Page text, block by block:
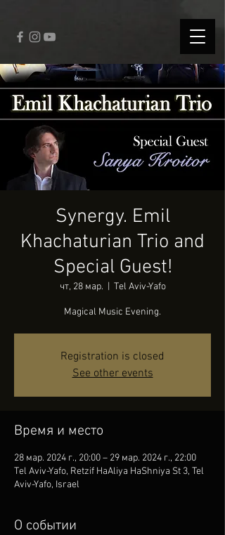
Synergy. Emil
Khachaturian Trio and
Special Guest!
чт, 28 мар. Tel Aviv-Yafo
Magical Music Evening.
Registration is closed
See other events
Время и место
28 мар. 2024 г., 20:00 – 29 мар. 2024 г., 22:00
Tel Aviv-Yafo, Retzif HaAliya HaShniya St 3, Tel
Aviv-Yafo, Israel
О событии